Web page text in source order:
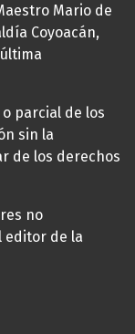
Mario de
Coyoacán,
parcial de los
sin la
de los derechos
no
editor de la